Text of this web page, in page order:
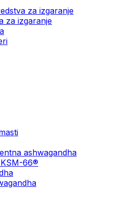
za izgaranje
za izgaranje
ashwagandha
66®